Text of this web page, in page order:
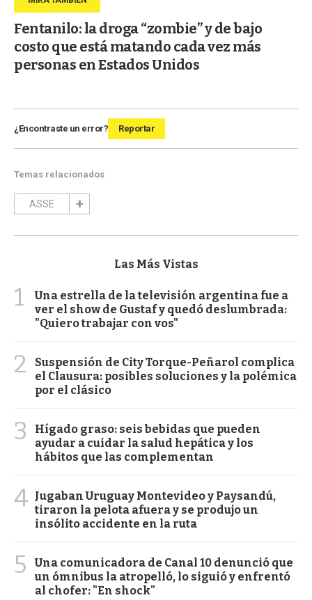
Fentanilo: la droga “zombie” y de bajo
costo que está matando cada vez más
personas en Estados Unidos
¿Encontraste un error? Reportar
Temas relacionados
ASSE
Las Más Vistas
1
Una estrella de la televisión argentina fue a
ver el show de Gustaf y quedó deslumbrada:
"Quiero trabajar con vos"
2
Suspensión de City Torque-Peñarol complica
el Clausura: posibles soluciones y la polémica
por el clásico
3
Hígado graso: seis bebidas que pueden
ayudar a cuidar la salud hepática y los
hábitos que las complementan
4 Jugaban Uruguay Montevideo y Paysandú,
tiraron la pelota afuera y se produjo un
insólito accidente en la ruta
5
Una comunicadora de Canal 10 denunció que
un ómnibus la atropelló, lo siguió y enfrentó
al chofer: "En shock"